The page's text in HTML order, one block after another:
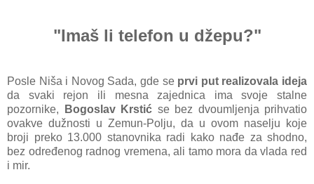
"Imaš li telefon u džepu?"
Posle Niša i Novog Sada, gde se prvi put realizovala ideja
da svaki rejon ili mesna zajednica ima svoje stalne
pozornike,
Bogoslav Krstić se bez dvoumljenja prihvatio
ovakve dužnosti u Zemun-Polju, da u ovom naselju koje
broji preko 13.000 stanovnika radi kako nađe za shodno,
bez određenog radnog vremena, ali tamo mora da vlada red
i mir.